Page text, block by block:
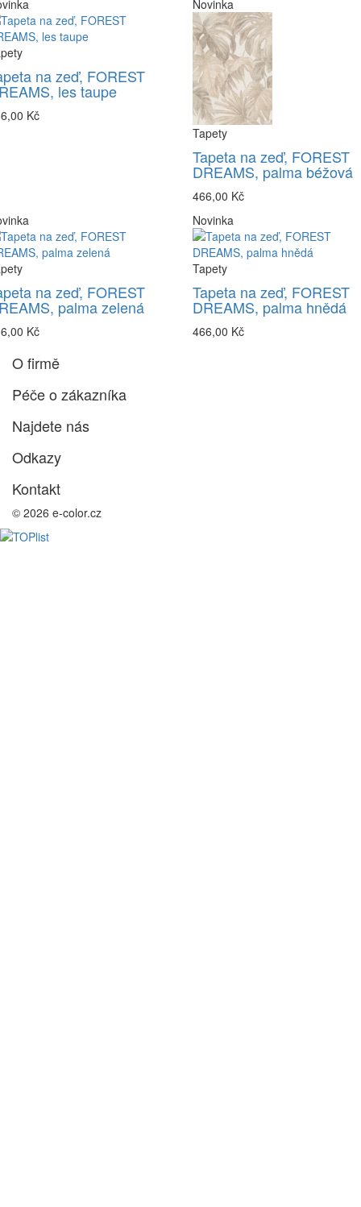
na zeď, FOREST
les taupe
Kč
Novinka
Tapety
Tapeta na zeď, FOREST
DREAMS, palma béžová
466,00 Kč
na zeď, FOREST
palma zelená
Kč
Novinka
Tapety
Tapeta na zeď, FOREST
DREAMS, palma hnědá
466,00 Kč
O firmě
Péče o zákazníka
Najdete nás
Odkazy
Kontakt
© 2026 e-color.cz